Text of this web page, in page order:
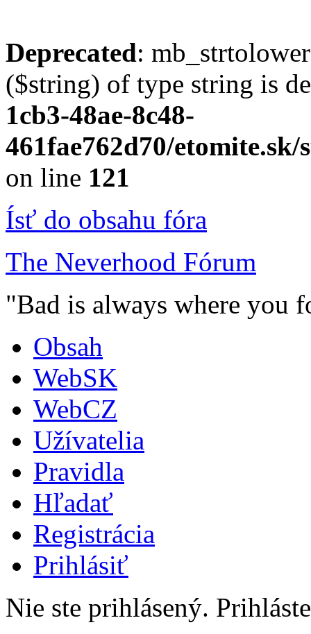
Deprecated:
($string) of type string is
1cb3-48ae-8c48-
461fae762d70/
on line 121
Ísť do obsahu fóra
The Neverhood Fórum
"Bad is always where you
Obsah
WebSK
WebCZ
Užívatelia
Pravidla
Hľadať
Registrácia
Prihlásiť
Nie ste prihlásený.